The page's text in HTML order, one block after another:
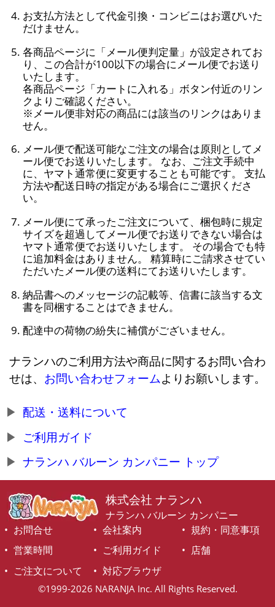
お支払方法として代金引換・コンビニはお選びいた
だけません。
各商品ページに「メール便判定量」が設定されてお
り、この合計が100以下の場合にメール便でお送り
いたします。
各商品ページ「カートに入れる」ボタン付近のリン
クよりご確認ください。
※メール便非対応の商品には該当のリンクはありま
せん。
メール便で配送可能なご注文の場合は原則としてメ
ール便でお送りいたします。 なお、ご注文手続中
に、ヤマト通常便に変更することも可能です。 支払
方法や配送日時の指定がある場合にご選択くださ
い。
メール便にて承ったご注文について、梱包時に規定
サイズを超過してメール便でお送りできない場合は
ヤマト通常便でお送りいたします。 その場合でも特
に追加料金はありません。 精算時にご請求させてい
ただいたメール便の送料にてお送りいたします。
納品書へのメッセージの記載等、信書に該当する文
書を同梱することはできません。
配達中の荷物の紛失に補償がございません。
ナランハのご利用方法や商品に関するお問い合わ
せは、 お問い合わせフォームよりお願いします。
配送・送料について
ご利用ガイド
ナランハ バルーン カンパニー トップ
株式会社 ナランハ
ナランハ バルーン カンパニー
お問合せ
会社案内
規約・同意事項
営業時間
ご利用ガイド
店舗
ご注文について
対応ブラウザ
©1999-2026 NARANJA Inc. All Rights Reserved.